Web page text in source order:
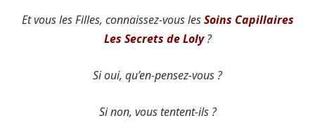
Et vous les Filles, connaissez-vous lesSoins Capillaires
Les Secrets de Loly?
Si oui, qu’en-pensez-vous ?
Si non, vous tentent-ils ?